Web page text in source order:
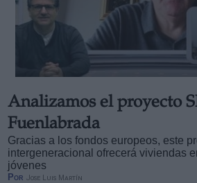
Analizamos el proyecto
Fuenlabrada
Gracias a los fondos europeos, este
intergeneracional ofrecerá viviendas
jóvenes
Por Jose Luis Martín